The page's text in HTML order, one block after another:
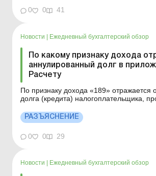
Исправление ошибок в приложении
р...0 0 41
Новости | Ежедневный бухгалтерский обзор
По какому признаку дохода
аннулированный долг в
Расчету
По признаку дохода «189» отражается
долга (кредита) налогоплательщика,
самостоятельному решению, не
процедурой банкротства. Подробнее
заполнения Исправ...
РАЗЪЯСНЕНИЕ
0 0 29
Новости Ежедневный бухгалтерский обзор